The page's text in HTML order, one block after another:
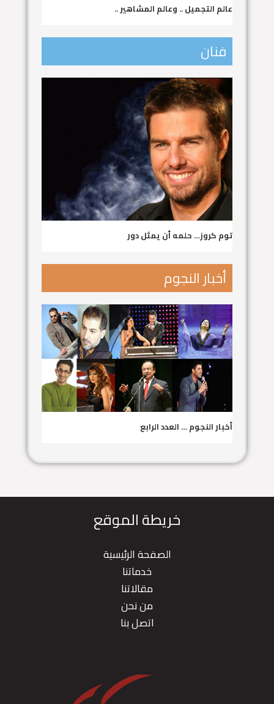
عالم التجميل .. وعالم المشاهير ..
فنان
توم كروز… حلمه أن يمثل دور
أخبار النجوم
أخبار النجوم … العدد الرابع
خريطة الموقع
الصفحة الرئيسية
خدماتنا
مقالاتنا
من نحن
اتصل بنا